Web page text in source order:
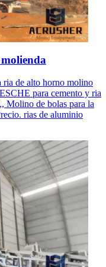
de alto horno molino
para cemento y ria
Molino de bolas para la
rias de aluminio